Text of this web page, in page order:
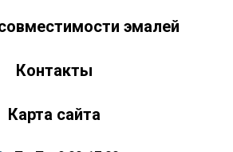
эмалей
Контакты
Карта сайта